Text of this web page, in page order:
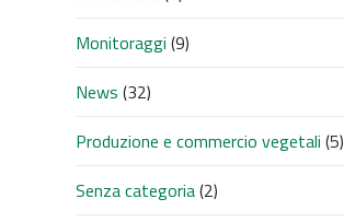
Monitoraggi (9)
News (32)
Produzione e commercio vegetali (5)
Senza categoria(2)